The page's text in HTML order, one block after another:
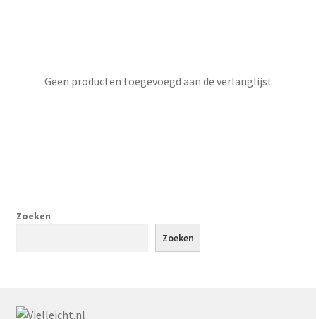
Geen producten toegevoegd aan de verlanglijst
Zoeken
Zoeken